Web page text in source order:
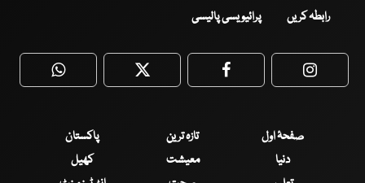
رابطہ کریں پرائیویسی پالیسی
WhatsApp Twitter Facebook
صفحۂ اول تازہ ترین
پاکستان
دنیا
معیشت
کھیل